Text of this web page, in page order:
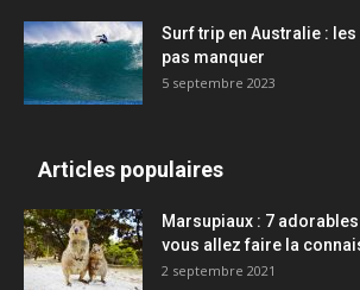
Surf trip en Australie : les
pas manquer
5 septembre 2023
Articles populaires
Marsupiaux : 7
vous allez faire la
2 septembre 2021